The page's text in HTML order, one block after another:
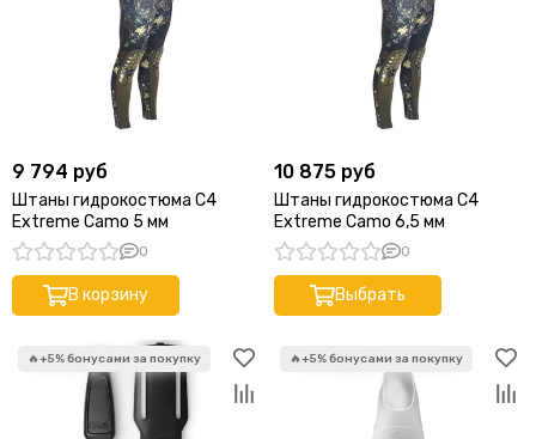
9 794 руб
Штаны гидрокостюма C4
Extreme Camo 5 мм
0
В корзину
10 875 руб
Штаны гидрокостюма C4
Extreme Camo 6,5 мм
0
Выбрать